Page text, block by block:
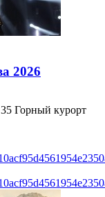
2026
Горный курорт